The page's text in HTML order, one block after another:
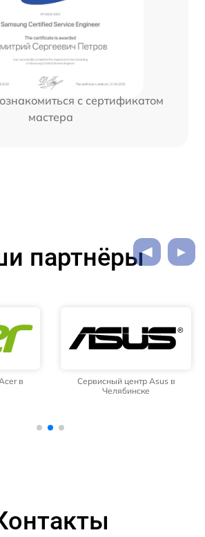
с сертификатом
мастера
партнёры
в
Сервисный центр Asus в
Челябинске